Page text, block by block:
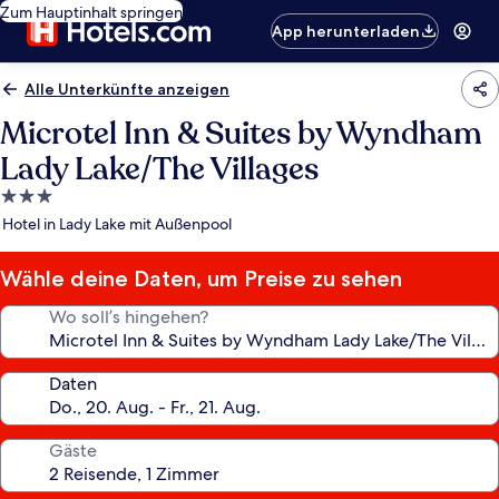
Zum Hauptinhalt springen
App herunterladen
Alle Unterkünfte anzeigen
Microtel Inn & Suites by Wyndham
Lady Lake/The Villages
3.0-
Sterne-
Hotel in Lady Lake mit Außenpool
Wähle deine Daten, um Preise zu sehen
Wo soll’s hingehen?
Daten
Gäste